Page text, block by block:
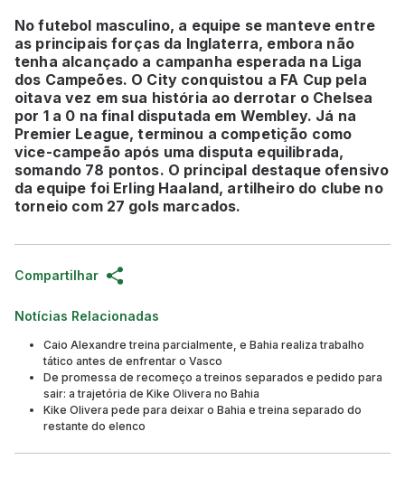
No futebol masculino, a equipe se manteve entre
as principais forças da Inglaterra, embora não
tenha alcançado a campanha esperada na Liga
dos Campeões. O City conquistou a FA Cup pela
oitava vez em sua história ao derrotar o Chelsea
por 1 a 0 na final disputada em Wembley. Já na
Premier League, terminou a competição como
vice-campeão após uma disputa equilibrada,
somando 78 pontos. O principal destaque ofensivo
da equipe foi Erling Haaland, artilheiro do clube no
torneio com 27 gols marcados.
Compartilhar
Notícias Relacionadas
Caio Alexandre treina parcialmente, e Bahia realiza trabalho
tático antes de enfrentar o Vasco
De promessa de recomeço a treinos separados e pedido para
sair: a trajetória de Kike Olivera no Bahia
Kike Olivera pede para deixar o Bahia e treina separado do
restante do elenco